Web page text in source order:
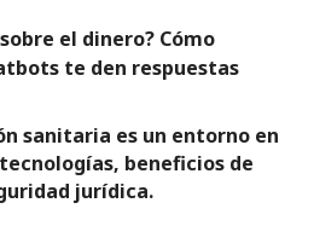
el dinero? Cómo
te den respuestas
sanitaria es un entorno en
beneficios de
jurídica.